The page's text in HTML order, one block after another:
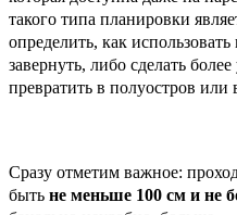
такого типа планировки
определить, как
завернуть, либо сделать
превратить в полуостров или
Сразу отметим важное:
быть не меньше 100 см и не